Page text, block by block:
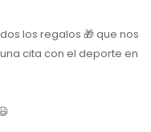
los regalos 🎁 que nos
cita con el deporte en